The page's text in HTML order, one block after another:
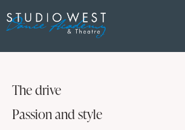
The drive
Passion and style